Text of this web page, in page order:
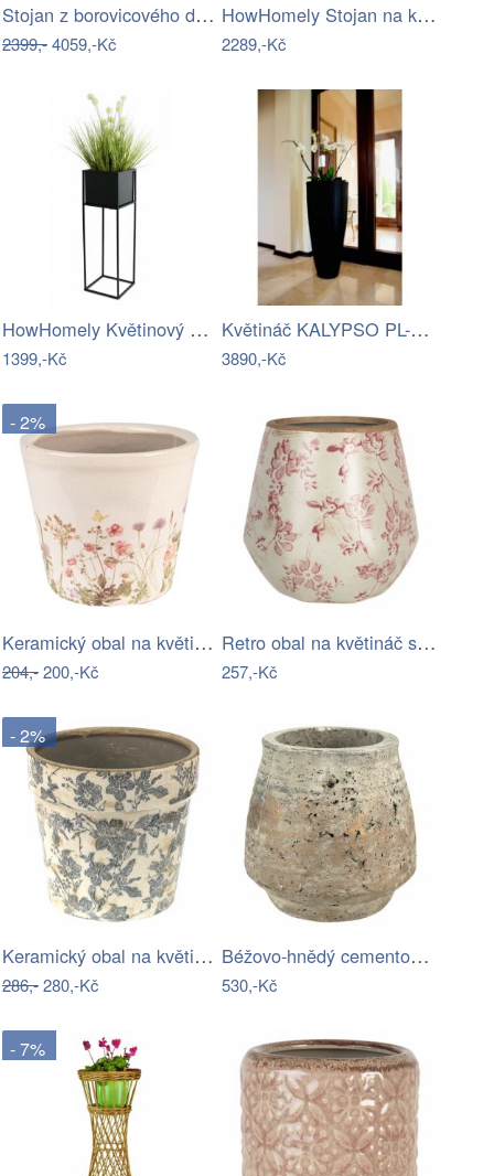
Stojan z borovicového dřeva na květiny…
2399,-4059,-Kč
HowHomely Stojan na květiny Quattro 110…
2289,-Kč
HowHomely Květinový stojan Willa 70 cm…
1399,-Kč
Květináč KALYPSO PL-KA87-PD
3890,-Kč
- 2%
Keramický obal na květináč s lučními…
204,-200,-Kč
Retro obal na květináč s růžovými květy…
257,-Kč
- 2%
Keramický obal na květináč se šedými…
286,-280,-Kč
Béžovo-hnědý cementový květináč s…
530,-Kč
- 7%